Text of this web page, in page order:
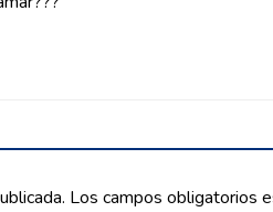
Los campos obligatorios